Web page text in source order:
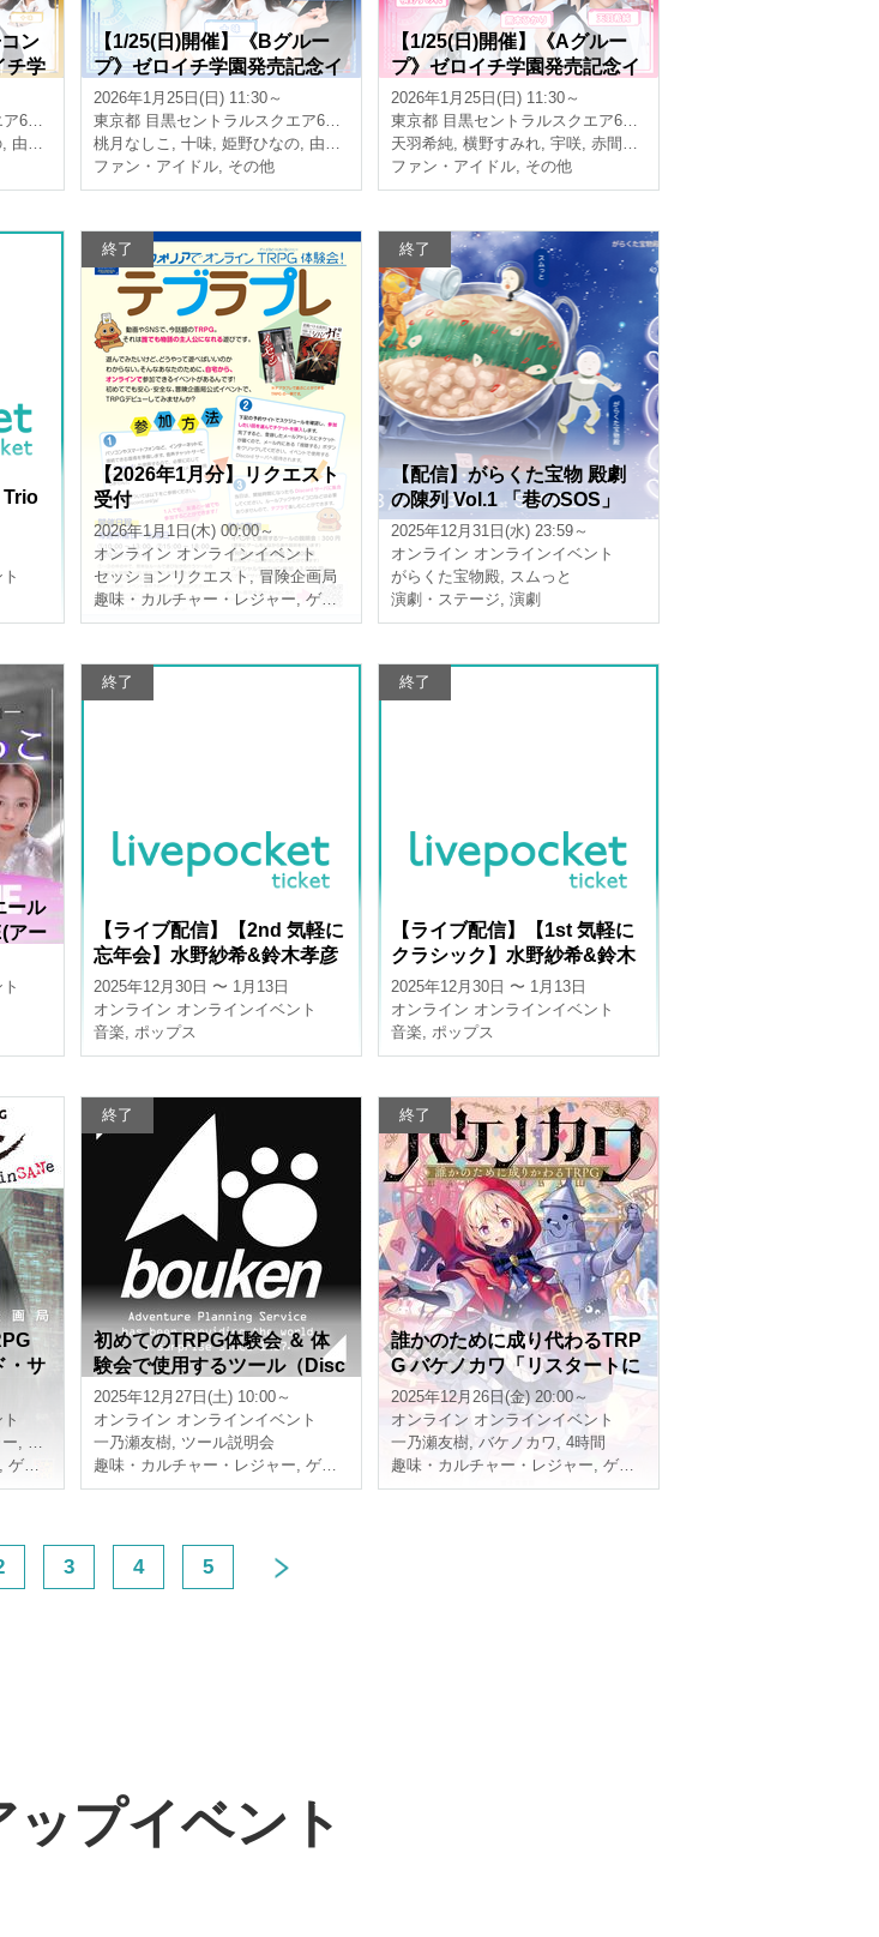
ン
チ学
四
/
な
/
8F
, 由良ゆら
【1/25(日)開催】《Bグルー
プ》ゼロイチ学園発売記念イ
ベント(十味 / 姫野ひなの / 桃
月なしこ / 由良ゆら)
2026年1月25日(日) 11:30～
東京都 目黒セントラルスクエア6F/8F
桃月なしこ , 十味, 姫野ひなの, 由良ゆら
ファン・アイドル, その他
【1/25(日)開催】《Aグルー
プ》ゼロイチ学園発売記念イ
ベント(赤間四季 / 天羽希純 /
宇咲 / 岸みゆ / 黒木ひかり /
横野すみれ)
2026年1月25日(日) 11:30～
東京都 目黒セントラルスクエア6F/8F
天羽希純, 横野すみれ, 宇咲, 赤間四季
ファン・アイドル, その他
Trio
終了
【2026年1月分】リクエスト
受付
2026年1月1日(木) 00:00～
オンライン オンラインイベント
セッションリクエスト , 冒険企画局
趣味・カルチャー・レジャー, ゲーム
終了
【配信】がらくた宝物 殿劇
の陳列 Vol.1 「巷のSOS」
2025年12月31日(水) 23:59～
オンライン オンラインイベント
がらくた宝物殿, スムっと
演劇・ステージ, 演劇
ール
アー
終了
【ライブ配信】【2nd 気軽に
忘年会】水野紗希&鈴木孝彦
Beauty and the Beastシリー
ズ〜大忘年会スペシャル〜
2025年12月30日 〜 1月13日
オンライン オンラインイベント
音楽, ポップス
終了
【ライブ配信】【1st 気軽に
クラシック】水野紗希&鈴木
孝彦Beauty and the Beastシ
リーズ〜大忘年会スペシャ
ル〜
2025年12月30日 〜 1月13日
オンライン オンラインイベント
音楽, ポップス
・サ
時
, 4時間
, ゲーム
終了
初めてのTRPG体験会 ＆ 体
験会で使用するツール（Disc
ord、CCFOLIA）の説明会
【3時間】
2025年12月27日(土) 10:00～
オンライン オンラインイベント
一乃瀬友樹, ツール説明会
趣味・カルチャー・レジャー, ゲーム
終了
誰かのために成り代わるTRP
G バケノカワ「リスタートに
は近すぎて」［最低人数保証
卓］【4時間】
2025年12月26日(金) 20:00～
オンライン オンラインイベント
一乃瀬友樹, バケノカワ , 4時間
趣味・カルチャー・レジャー, ゲーム
3 4 5
ップイベント